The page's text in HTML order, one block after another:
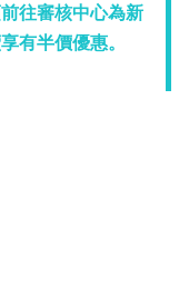
往審核中心為新
有半價優惠。